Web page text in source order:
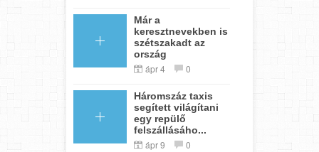
Már a
keresztnevekben is
szétszakadt az
ország
ápr 4 0
Háromszáz taxis
segített világítani
egy repülő
felszállásáho...
ápr 9 0